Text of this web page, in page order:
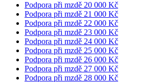
Podpora při mzdě 20 000 Kč
Podpora při mzdě 21 000 Kč
Podpora při mzdě 22 000 Kč
Podpora při mzdě 23 000 Kč
Podpora při mzdě 24 000 Kč
Podpora při mzdě 25 000 Kč
Podpora při mzdě 26 000 Kč
Podpora při mzdě 27 000 Kč
Podpora při mzdě 28 000 Kč